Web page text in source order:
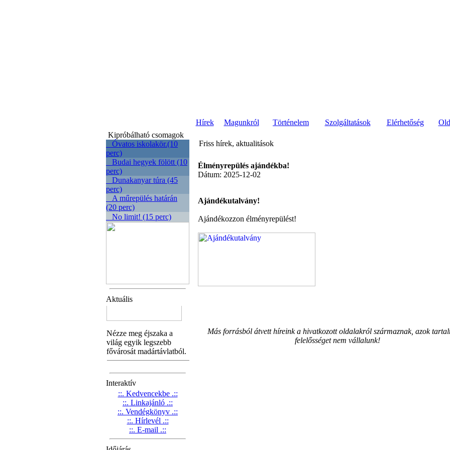
Hírek Magunkról Történelem Szolgáltatások Elérhetőség
Kipróbálható csomagok
Óvatos iskolakör.(10
perc)
Budai hegyek fölött (10
perc)
Dunakanyar túra (45
perc)
A műrepülés határán
(20 perc)
No limit! (15 perc)
Aktuális
Interaktív
::. Kedvencekbe .::
::. Linkajánló .::
::. Vendégkönyv .::
::. Hírlevél .::
::. E-mail .::
Friss hírek, aktualitások
Élményrepülés ajándékba!
Dátum: 2025-12-02
Ajándékutalvány!
Ajándékozzon élményrepülést!
Más forrásból átvett híreink a hivatkozott oldalakról származnak, azok
felelősséget nem vállalunk!